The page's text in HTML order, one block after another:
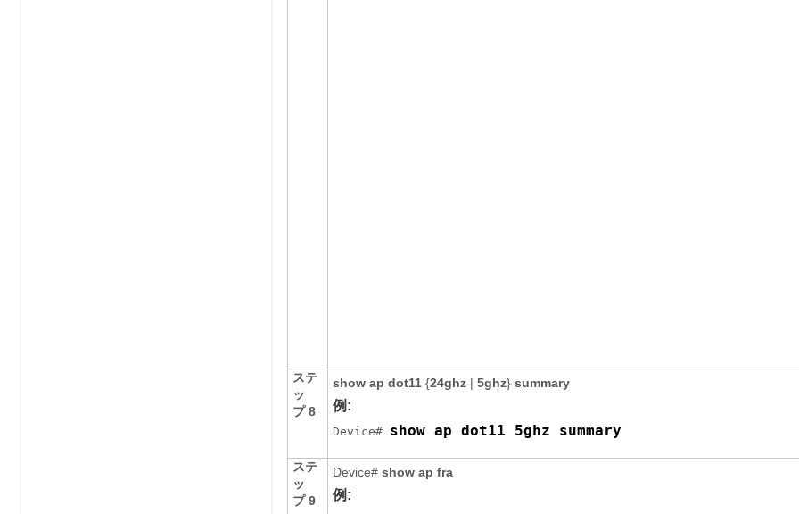
ステ
ッ
プ 8
show ap dot11 {24ghz | 5ghz} summary
例:
Device# show ap dot11 5ghz summary
ステ
ッ
プ 9
Device# show ap fra
例: